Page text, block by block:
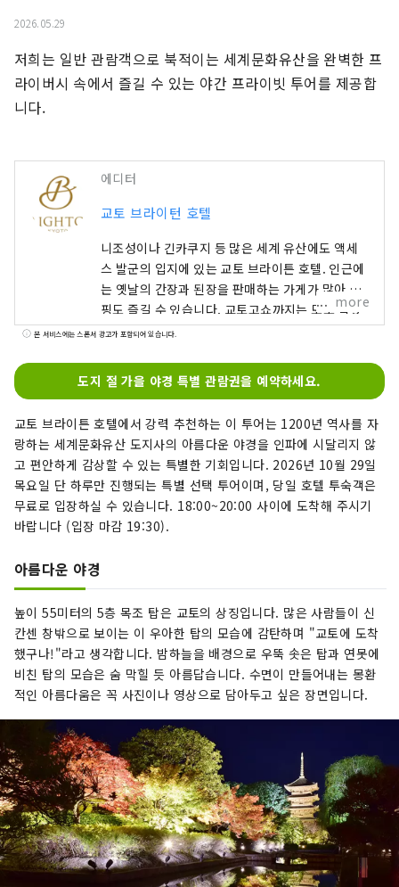
2026.05.29
저희는 일반 관람객으로 북적이는 세계문화유산을 완벽한 프
라이버시 속에서 즐길 수 있는 야간 프라이빗 투어를 제공합
니다.
에디터
교토 브라이턴 호텔
니조성이나 긴카쿠지 등 많은 세계 유산에도 액세
스 발군의 입지에 있는 교토 브라이튼 호텔. 인근에
는 옛날의 간장과 된장을 판매하는 가게가 많아 쇼
핑도 즐길 수 있습니다. 교토고쇼까지는 도보 약 5
분, 아침 워킹이나 러닝 코스에도 추천합니다. 또,
나 식사처, 전통 공예의 체험 등에 대해서도 부담없
이 상담할 수 있습니다. 벚꽃이나 단풍의 시즌에는
평균 42㎡로 큰 가방이 있어도 여유의 넓이, 느긋하
게 편안한 소파도 완비되어 있습니다. 서양식・철
판구이・교회석・중국요리・바라운지와 관내의
레스토랑도 충실하고 있어, 그 중에서도 와규를 눈
앞에서 구워내는 카운터 스타일의 철판구이가 인
기. 음식과 교토 같은 체험 등 교토의 모든 것을 어
more
본 서비스에는 스폰서 광고가 포함되어 있습니다.
도지 절 가을 야경 특별 관람권을 예약하세요.
교토 브라이튼 호텔에서 강력 추천하는 이 투어는 1200년 역사를 자
랑하는 세계문화유산 도지사의 아름다운 야경을 인파에 시달리지 않
고 편안하게 감상할 수 있는 특별한 기회입니다. 2026년 10월 29일
목요일 단 하루만 진행되는 특별 선택 투어이며, 당일 호텔 투숙객은
무료로 입장하실 수 있습니다. 18:00~20:00 사이에 도착해 주시기
바랍니다 (입장 마감 19:30).
아름다운 야경
높이 55미터의 5층 목조 탑은 교토의 상징입니다. 많은 사람들이 신
칸센 창밖으로 보이는 이 우아한 탑의 모습에 감탄하며 "교토에 도착
했구나!"라고 생각합니다. 밤하늘을 배경으로 우뚝 솟은 탑과 연못에
비친 탑의 모습은 숨 막힐 듯 아름답습니다. 수면이 만들어내는 몽환
적인 아름다움은 꼭 사진이나 영상으로 담아두고 싶은 장면입니다.